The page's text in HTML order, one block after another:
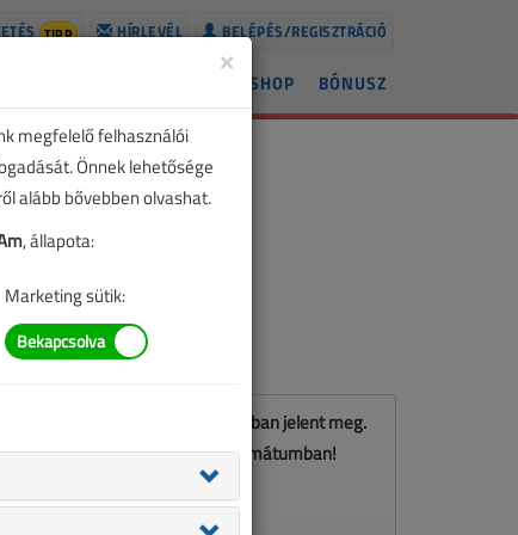
BELÉPÉS/REGISZTRÁCIÓ
HÍRLEVÉL
TIPP
BÓNUSZ
SHOP
Ez a cikk a VL 2019. májusi számában jelent meg.
Töltse le a lapszámot PDF formátumban!
LETÖLTÉS
×
megfelelő felhasználói
Önnek lehetősége
alább bővebben olvashat.
, állapota:
Marketing sütik: